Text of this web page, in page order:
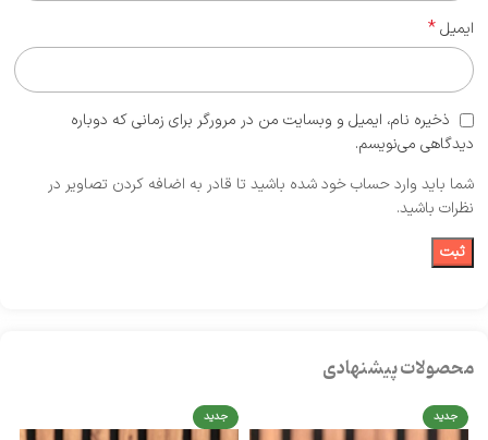
ایمیل*
ذخیره نام، ایمیل و وبسایت من در مرورگر برای زمانی که دوباره
دیدگاهی می‌نویسم.
شما باید وارد حساب خود شده باشید تا قادر به اضافه کردن تصاویر در
نظرات باشید.
محصولات پیشنهادی
جدید جدید